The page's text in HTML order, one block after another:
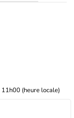
11h00 (heure locale)